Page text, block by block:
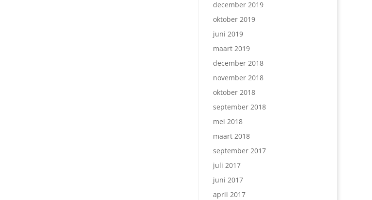
december 2019
oktober 2019
juni 2019
maart 2019
december 2018
november 2018
oktober 2018
september 2018
mei 2018
maart 2018
september 2017
juli 2017
juni 2017
april 2017